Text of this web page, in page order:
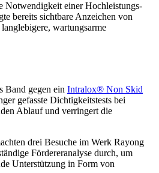
Notwendigkeit einer Hochleistungs-
bereits sichtbare Anzeichen von
wartungsarme
Band gegen ein Intralox® Non Skid
gefasste Dichtigkeitstests bei
Ablauf und verringert die
drei Besuche im Werk Rayong
Fördereranalyse durch, um
Unterstützung in Form von